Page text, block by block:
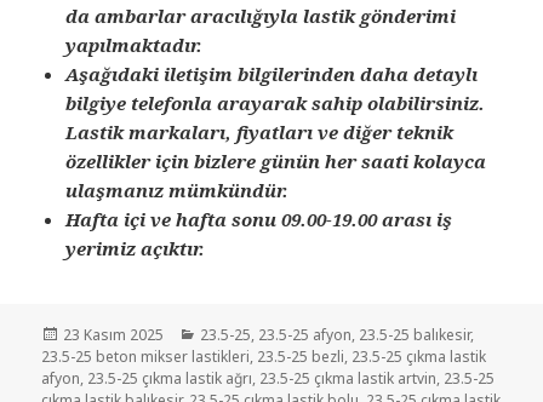
da ambarlar aracılığıyla lastik gönderimi
yapılmaktadır.
Aşağıdaki iletişim bilgilerinden daha detaylı
bilgiye telefonla arayarak sahip olabilirsiniz.
Lastik markaları, fiyatları ve diğer teknik
özellikler için bizlere günün her saati kolayca
ulaşmanız mümkündür.
Hafta içi ve hafta sonu 09.00-19.00 arası iş
yerimiz açıktır.
Yayın
tarihi
23 Kasım 2025 Kategoriler
23.5-25, 23.5-25 afyon, 23.5-25 balıkesir,
23.5-25 beton mikser lastikleri, 23.5-25 bezli, 23.5-25 çıkma lastik
afyon, 23.5-25 çıkma lastik ağrı, 23.5-25 çıkma lastik artvin, 23.5-25